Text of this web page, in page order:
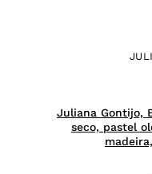
Juliana Gontijo,
seco, pastel